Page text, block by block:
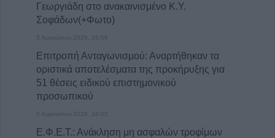
Γεωργιάδη στο ανακαινισμένο Κ.Y.
Σοφάδων(+Φωτο)
5 Αυγούστου 2026, 16:58
Επιτροπή Ανταγωνισμού: Αναρτήθηκαν τα
οριστικά αποτελέσματα της προκήρυξης για
51 θέσεις ειδικού επιστημονικού
προσωπικού
5 Αυγούστου 2026, 16:02
Ε.Φ.Ε.Τ.: Ανάκληση μη ασφαλών τροφίμων